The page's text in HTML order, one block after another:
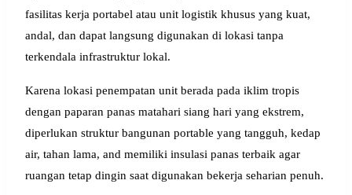
fasilitas kerja portabel atau unit logistik khusus yang kuat,
andal, dan dapat langsung digunakan di lokasi tanpa
terkendala infrastruktur lokal.
Karena lokasi penempatan unit berada pada iklim tropis
dengan paparan panas matahari siang hari yang ekstrem,
diperlukan struktur bangunan portable yang tangguh, kedap
air, tahan lama, and memiliki insulasi panas terbaik agar
ruangan tetap dingin saat digunakan bekerja seharian penuh.